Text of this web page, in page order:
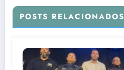
POSTS RELACIONADOS